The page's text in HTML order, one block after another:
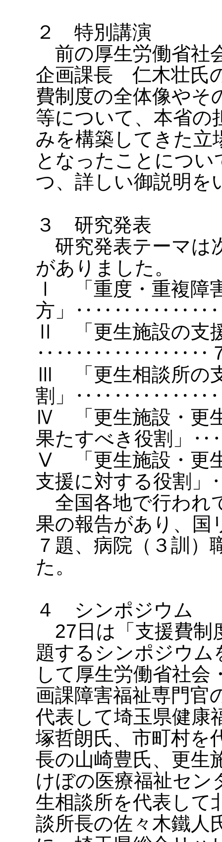
２ 特別講演
前の厚生労働省社
企画課長 仁木壮氏
費制度の全体像やそ
等について、本省の
みを構築してきた立
となったことにつ
つ、詳しい御説明を
３ 研究発表
研究発表テーマは
がありました。
Ⅰ 「重度・重複障
方」
Ⅱ 「更生施設の支
‥‥‥‥‥‥‥‥‥
Ⅲ 「更生相談所の
割」‥‥‥‥‥‥‥‥
Ⅳ 「更生施設・更
果たすべき役割」
Ⅴ 「更生施設・更
支援に対する役割
全国各地で行われ
果の報告があり、国
７題、病院（３訓）
た。
４ シンポジウム
27日は「支援費制
題するシンポジウム
して厚生労働省社会
画課障害福祉専門官
代表して埼玉県健康
塚哲朗氏、市町村を
長の山崎豊氏、更生
けぼの医療福祉セン
生相談所を代表して
談所長の佐々木鐵人